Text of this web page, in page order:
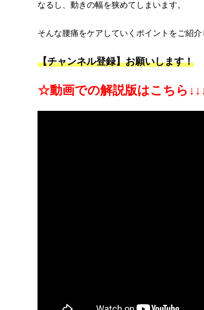
なるし、動きの幅を狭めてしまいます。
そんな腰痛をケアしていくポイントをご紹介
【チャンネル登録】お願いします！
☆動画での解説版はこちら